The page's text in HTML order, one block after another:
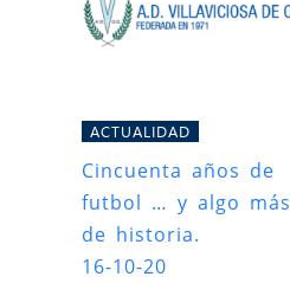
ACTUALIDAD
Cincuenta años de
futbol … y algo más
de historia.
16-10-20